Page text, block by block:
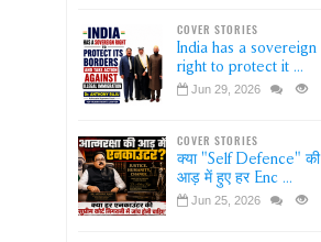
COVER STORIES
India has a sovereign
right to protect it ...
Jun 29, 2026
COVER STORIES
क्या "Self Defence" की
आड़ में हुए हर Enc ...
Jun 25, 2026